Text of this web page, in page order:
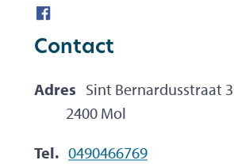
Facebook De Buurting vzw
Contact
Adres Sint Bernardusstraat 3
,2400 Mol
Tel. 0490466769